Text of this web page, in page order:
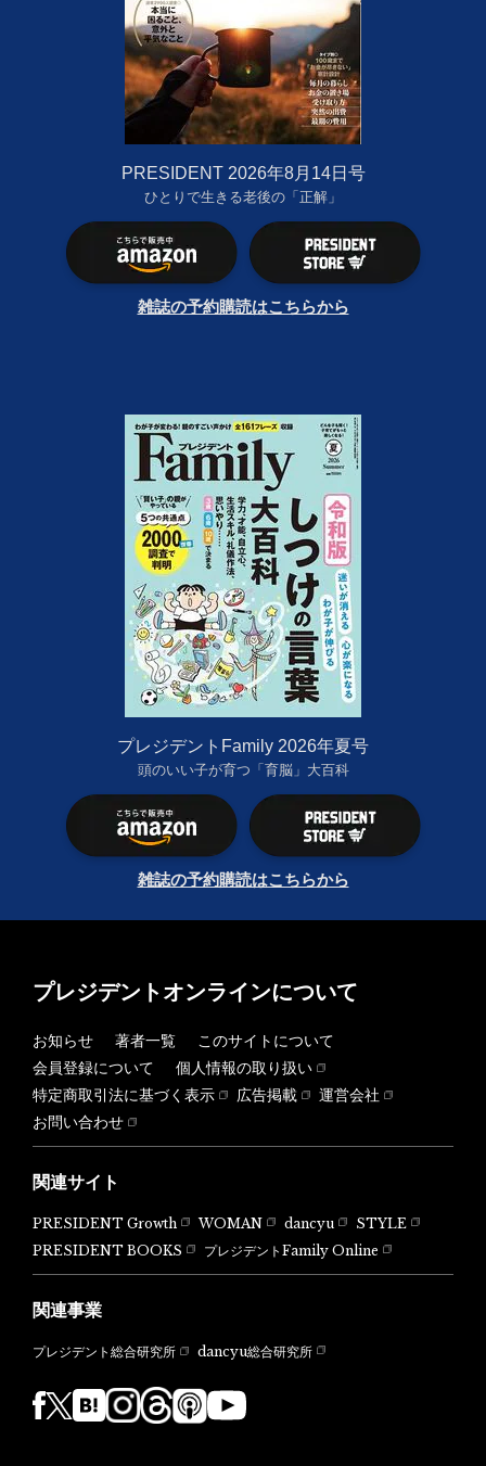
PRESIDENT 2026年8月14日号
ひとりで生きる老後の「正解」
雑誌の予約購読はこちらから
プレジデントFamily 2026年夏号
頭のいい子が育つ「育脳」大百科
雑誌の予約購読はこちらから
プレジデントオンラインについて
お知らせ 著者一覧
このサイトについて
会員登録について
個人情報の取り扱い
特定商取引法に基づく表示
広告掲載
運営会社
お問い合わせ
関連サイト
PRESIDENT Growth WOMAN dancyu
STYLE
PRESIDENT BOOKS
プレジデントFamily Online
関連事業
プレジデント総合研究所 dancyu総合研究所